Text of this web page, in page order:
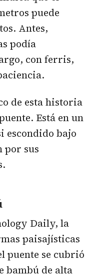
puede
Antes,
podía
con ferris,
de esta historia
Está en un
escondido bajo
por sus
Daily, la
paisajísticas
puente se cubrió
bambú de alta